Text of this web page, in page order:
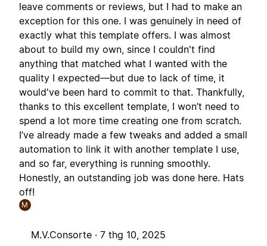
leave comments or reviews, but I had to make an
exception for this one. I was genuinely in need of
exactly what this template offers. I was almost
about to build my own, since I couldn't find
anything that matched what I wanted with the
quality I expected—but due to lack of time, it
would've been hard to commit to that. Thankfully,
thanks to this excellent template, I won’t need to
spend a lot more time creating one from scratch.
I’ve already made a few tweaks and added a small
automation to link it with another template I use,
and so far, everything is running smoothly.
Honestly, an outstanding job was done here. Hats
off!
M
M.V.Consorte · 7 thg 10, 2025